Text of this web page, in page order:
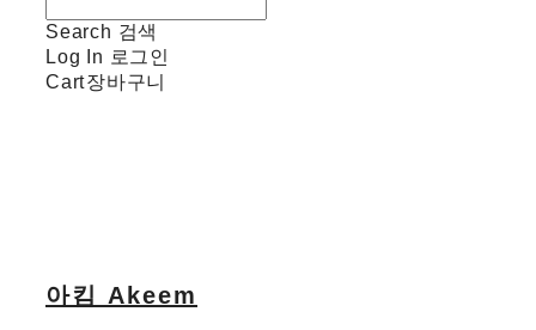
Search 검색
Log In 로그인
Cart장바구니
아킴 Akeem